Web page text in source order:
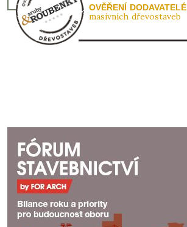
OVĚŘENÍ DODAVATELÉ
masivních dřevostaveb